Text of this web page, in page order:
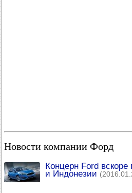
Новости компании Форд
Концерн Ford
и Индонезии